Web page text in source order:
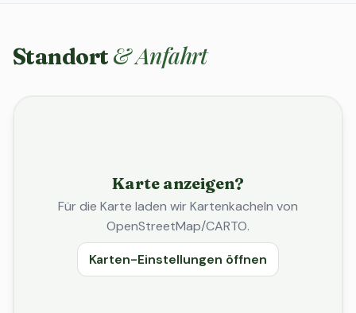
Standort & Anfahrt
Karte anzeigen?
Für die Karte laden wir Kartenkacheln von
OpenStreetMap/CARTO.
Karten-Einstellungen öffnen